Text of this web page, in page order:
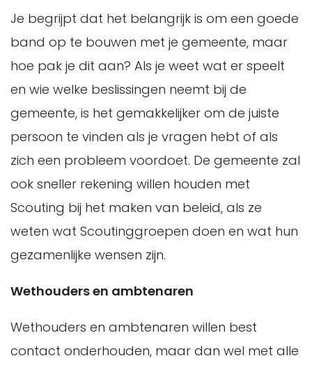
Je begrijpt dat het belangrijk is om een goede
band op te bouwen met je gemeente, maar
hoe pak je dit aan? Als je weet wat er speelt
en wie welke beslissingen neemt bij de
gemeente, is het gemakkelijker om de juiste
persoon te vinden als je vragen hebt of als
zich een probleem voordoet. De gemeente zal
ook sneller rekening willen houden met
Scouting bij het maken van beleid, als ze
weten wat Scoutinggroepen doen en wat hun
gezamenlijke wensen zijn.
Wethouders en ambtenaren
Wethouders en ambtenaren willen best
contact onderhouden, maar dan wel met alle